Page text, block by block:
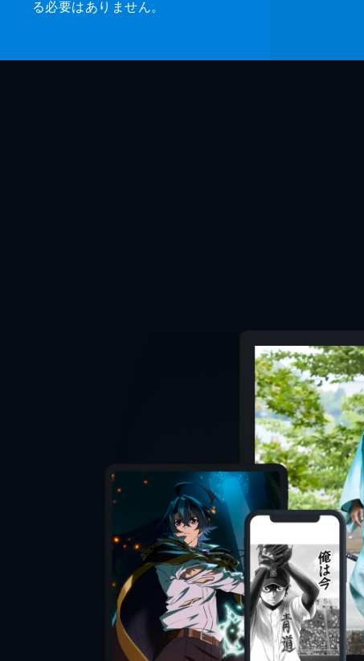
る必要はありません。